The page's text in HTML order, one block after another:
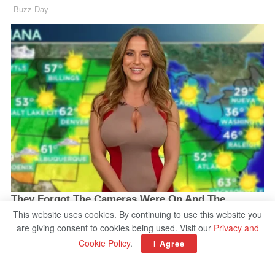
This website uses cookies. By continuing to use this website you
are giving consent to cookies being used. Visit our Privacy and
Cookie Policy. I Agree